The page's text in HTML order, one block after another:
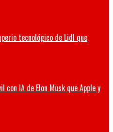
tecnológico de Lidl que
con IA de Elon Musk que Apple y